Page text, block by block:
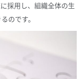
採用し、組織全体の生
のです。